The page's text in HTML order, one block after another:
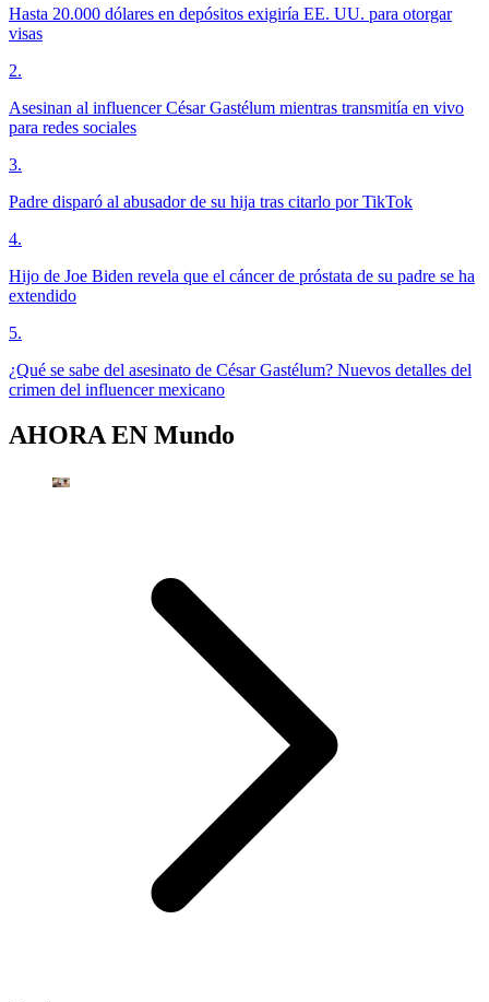
Hasta 20.000 dólares en depósitos exigiría EE. UU. para otorgar
visas
2.
Asesinan al influencer César Gastélum mientras transmitía en vivo
para redes sociales
3.
Padre disparó al abusador de su hija tras citarlo por TikTok
4.
Hijo de Joe Biden revela que el cáncer de próstata de su padre se ha
extendido
5.
¿Qué se sabe del asesinato de César Gastélum? Nuevos detalles del
crimen del influencer mexicano
AHORA EN Mundo